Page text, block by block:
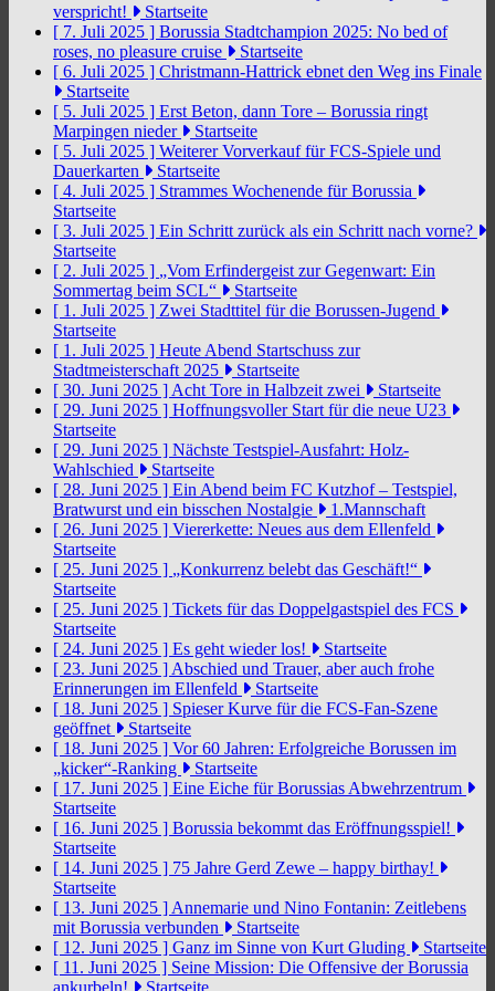
verspricht!
Startseite
[ 7. Juli 2025 ] Borussia Stadtchampion 2025: No bed of
roses, no pleasure cruise
Startseite
[ 6. Juli 2025 ] Christmann-Hattrick ebnet den Weg ins Finale
Startseite
[ 5. Juli 2025 ] Erst Beton, dann Tore – Borussia ringt
Marpingen nieder
Startseite
[ 5. Juli 2025 ] Weiterer Vorverkauf für FCS-Spiele und
Dauerkarten
Startseite
[ 4. Juli 2025 ] Strammes Wochenende für Borussia
Startseite
[ 3. Juli 2025 ] Ein Schritt zurück als ein Schritt nach vorne?
Startseite
[ 2. Juli 2025 ] „Vom Erfindergeist zur Gegenwart: Ein
Sommertag beim SCL“
Startseite
[ 1. Juli 2025 ] Zwei Stadttitel für die Borussen-Jugend
Startseite
[ 1. Juli 2025 ] Heute Abend Startschuss zur
Stadtmeisterschaft 2025
Startseite
[ 30. Juni 2025 ] Acht Tore in Halbzeit zwei
Startseite
[ 29. Juni 2025 ] Hoffnungsvoller Start für die neue U23
Startseite
[ 29. Juni 2025 ] Nächste Testspiel-Ausfahrt: Holz-
Wahlschied
Startseite
[ 28. Juni 2025 ] Ein Abend beim FC Kutzhof – Testspiel,
Bratwurst und ein bisschen Nostalgie
1.Mannschaft
[ 26. Juni 2025 ] Viererkette: Neues aus dem Ellenfeld
Startseite
[ 25. Juni 2025 ] „Konkurrenz belebt das Geschäft!“
Startseite
[ 25. Juni 2025 ] Tickets für das Doppelgastspiel des FCS
Startseite
[ 24. Juni 2025 ] Es geht wieder los!
Startseite
[ 23. Juni 2025 ] Abschied und Trauer, aber auch frohe
Erinnerungen im Ellenfeld
Startseite
[ 18. Juni 2025 ] Spieser Kurve für die FCS-Fan-Szene
geöffnet
Startseite
[ 18. Juni 2025 ] Vor 60 Jahren: Erfolgreiche Borussen im
„kicker“-Ranking
Startseite
[ 17. Juni 2025 ] Eine Eiche für Borussias Abwehrzentrum
Startseite
[ 16. Juni 2025 ] Borussia bekommt das Eröffnungsspiel!
Startseite
[ 14. Juni 2025 ] 75 Jahre Gerd Zewe – happy birthay!
Startseite
[ 13. Juni 2025 ] Annemarie und Nino Fontanin: Zeitlebens
mit Borussia verbunden
Startseite
[ 12. Juni 2025 ] Ganz im Sinne von Kurt Gluding
Startseite
[ 11. Juni 2025 ] Seine Mission: Die Offensive der Borussia
ankurbeln!
Startseite